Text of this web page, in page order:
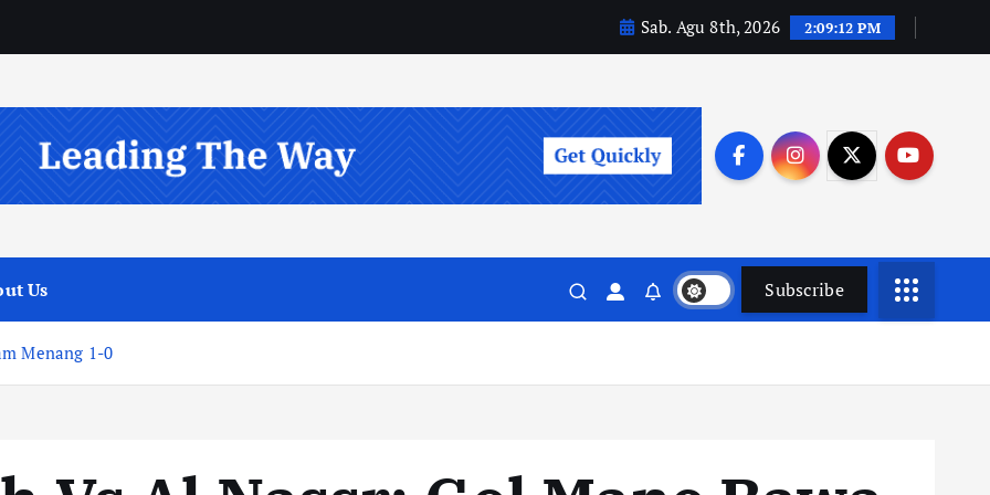
Sab. Agu 8th, 2026 2:09:14 PM
Us Subscribe
Menang 1-0